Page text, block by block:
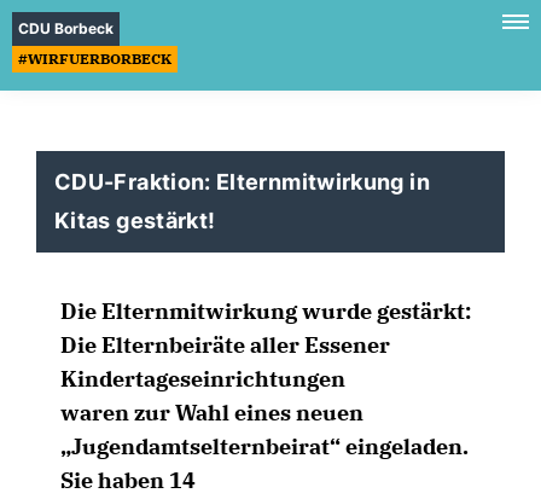
CDU Borbeck
#WIRFUERBORBECK
CDU-Fraktion: Elternmitwirkung in
Kitas gestärkt!
Die Elternmitwirkung wurde gestärkt:
Die Elternbeiräte aller Essener
Kindertageseinrichtungen
waren zur Wahl eines neuen
Jugendamtselternbeirat“ eingeladen.
Sie haben 14